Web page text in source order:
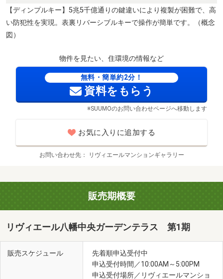
【ディンプルキー】5兆5千億通りの鍵違いにより複製が困難で、高
い防犯性を実現。表裏リバーシブルキーで操作が簡単です。（概念
図）
物件を見たい、住環境の情報など
無料・簡単約2分！
資料をもらう
※SUUMOのお問い合わせページへ移動します
お気に入りに追加する
お問い合わせ先 リヴィエールマンションギャラリー
販売期概要
リヴィエール八幡中央ガーデンテラス 第1期
販売スケジュール
先着順申込受付中
申込受付時間／10:00AM～5:00PM
申込受付場所／リヴィエールマンショ